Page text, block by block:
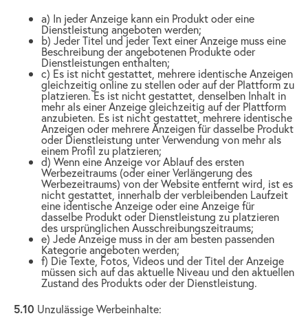
a) In jeder Anzeige kann ein Produkt oder eine
Dienstleistung angeboten werden;
b) Jeder Titel und jeder Text einer Anzeige muss eine
Beschreibung der angebotenen Produkte oder
Dienstleistungen enthalten;
c) Es ist nicht gestattet, mehrere identische Anzeigen
gleichzeitig online zu stellen oder auf der Plattform zu
platzieren. Es ist nicht gestattet, denselben Inhalt in
mehr als einer Anzeige gleichzeitig auf der Plattform
anzubieten. Es ist nicht gestattet, mehrere identische
Anzeigen oder mehrere Anzeigen für dasselbe Produkt
oder Dienstleistung unter Verwendung von mehr als
einem Profil zu platzieren;
d) Wenn eine Anzeige vor Ablauf des ersten
Werbezeitraums (oder einer Verlängerung des
Werbezeitraums) von der Website entfernt wird, ist es
nicht gestattet, innerhalb der verbleibenden Laufzeit
eine identische Anzeige oder eine Anzeige für
dasselbe Produkt oder Dienstleistung zu platzieren
des ursprünglichen Ausschreibungszeitraums;
e) Jede Anzeige muss in der am besten passenden
Kategorie angeboten werden;
f) Die Texte, Fotos, Videos und der Titel der Anzeige
müssen sich auf das aktuelle Niveau und den aktuellen
Zustand des Produkts oder der Dienstleistung.
5.10 Unzulässige Werbeinhalte: